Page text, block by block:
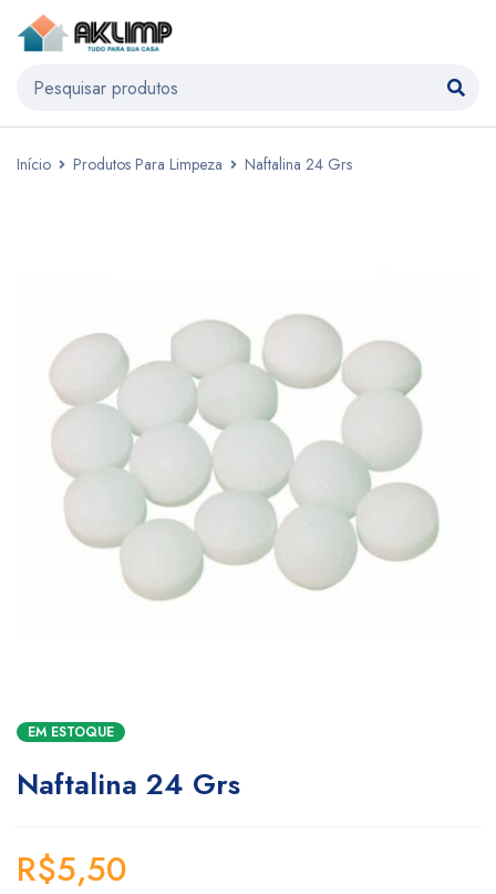
Início Produtos Para Limpeza Naftalina 24 Grs
EM ESTOQUE
Naftalina 24 Grs
R$5,50